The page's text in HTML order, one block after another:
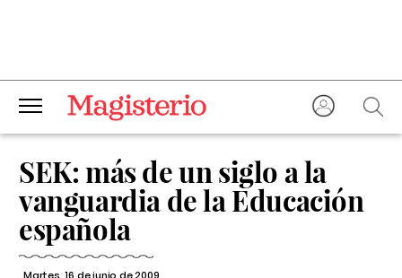
SEK: más de un siglo a la
vanguardia de la Educación
española